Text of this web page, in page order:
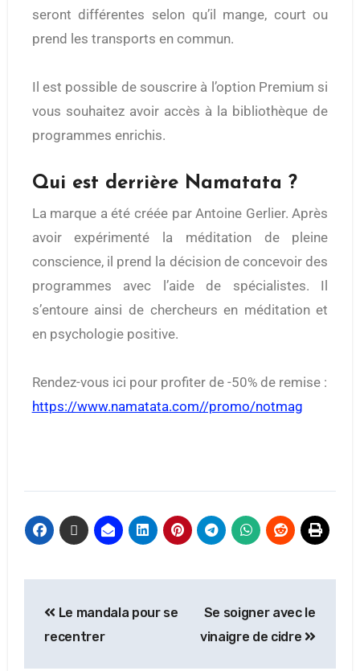
seront différentes selon qu’il mange, court ou
prend les transports en commun.
Il est possible de souscrire à l’option Premium si
vous souhaitez avoir accès à la bibliothèque de
programmes enrichis.
Qui est derrière Namatata ?
La marque a été créée par Antoine Gerlier. Après
avoir expérimenté la méditation de pleine
conscience, il prend la décision de concevoir des
programmes avec l’aide de spécialistes. Il
s’entoure ainsi de chercheurs en méditation et
en psychologie positive.
Rendez-vous ici pour profiter de -50% de remise :
https://www.namatata.com//promo/notmag
Le mandala pour se
recentrer
Se soigner avec le
vinaigre de cidre